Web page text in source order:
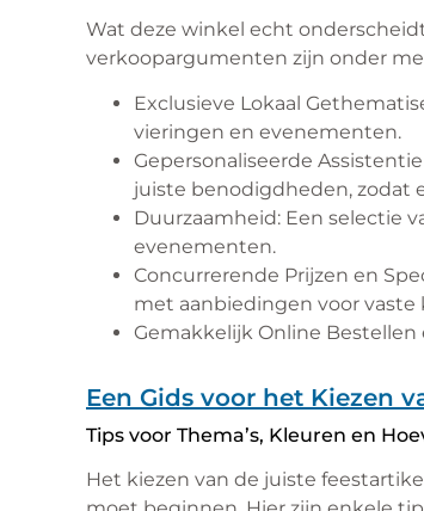
Wat deze winkel echt
verkoopargumenten zijn onder
Exclusieve Lokaal
vieringen en evenementen.
Gepersonaliseerde
juiste benodigdheden, zodat
Duurzaamheid: Een selectie
evenementen.
Concurrerende Prijzen en
met aanbiedingen voor
Gemakkelijk Online Bestellen
Een Gids voor het Kiezen
Tips voor Thema’s, Kleuren en
Het kiezen van de juiste